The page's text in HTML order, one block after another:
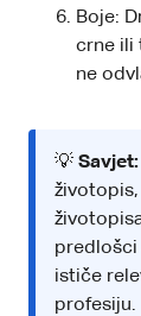
Boje:
crne ili
ne
💡 Savjet:
predlošci
ističe
profesiju.